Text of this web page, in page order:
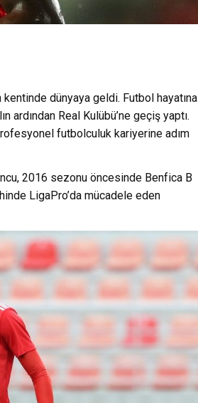
dünyaya geldi. Futbol hayatına
ardından Real Kulübü’ne geçiş yaptı.
futbolculuk kariyerine adım
2016 sezonu öncesinde Benfica B
LigaPro’da mücadele eden